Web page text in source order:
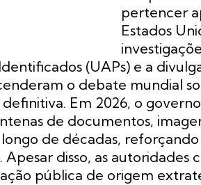
pertencer
Estados
(UAPs) e a
o debate mundial
Em 2026, o
de documentos,
de décadas,
Apesar disso, as
pública de origem